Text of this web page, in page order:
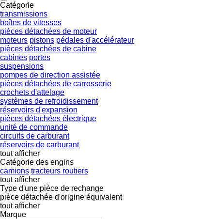
Catégorie
transmissions
boîtes de vitesses
pièces détachées de moteur
moteurs pistons pédales d'accélérateur
pièces détachées de cabine
cabines portes
suspensions
pompes de direction assistée
pièces détachées de carrosserie
crochets d'attelage
systèmes de refroidissement
réservoirs d'expansion
pièces détachées électrique
unité de commande
circuits de carburant
réservoirs de carburant
tout afficher
Catégorie des engins
camions tracteurs routiers
tout afficher
Type d'une pièce de rechange
pièce détachée d'origine équivalent
tout afficher
Marque